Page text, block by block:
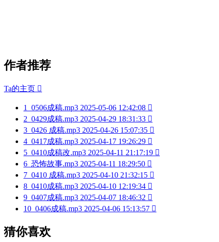
作者推荐
Ta的主页 
1 0506成稿.mp3 2025-05-06 12:42:08 
2 0429成稿.mp3 2025-04-29 18:31:33 
3 0426 成稿.mp3 2025-04-26 15:07:35 
4 0417成稿.mp3 2025-04-17 19:26:29 
5 0410成稿改.mp3 2025-04-11 21:17:19 
6 恐怖故事.mp3 2025-04-11 18:29:50 
7 0410 成稿.mp3 2025-04-10 21:32:15 
8 0410成稿.mp3 2025-04-10 12:19:34 
9 0407成稿.mp3 2025-04-07 18:46:32 
10 0406成稿.mp3 2025-04-06 15:13:57 
猜你喜欢